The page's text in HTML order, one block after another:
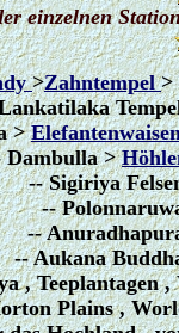
einzelnen
>Zahntempel>
>
Dambulla >
-- Sigiriya
--
--
-- Aukana
, Teeplantagen
Plains ,